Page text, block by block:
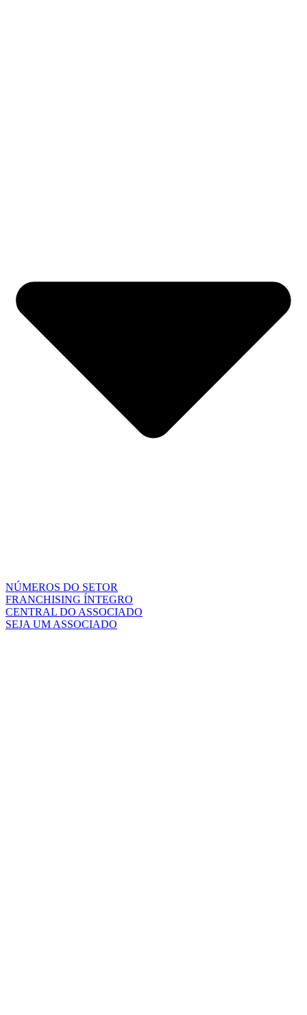
NÚMEROS DO SETOR
FRANCHISING ÍNTEGRO
CENTRAL DO ASSOCIADO
SEJA UM ASSOCIADO